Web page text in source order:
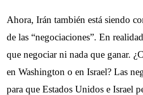
Ahora, Irán también está siendo
de las “negociaciones”. En
que negociar ni nada que ganar.
en Washington o en Israel? Las
para que Estados Unidos e Israel